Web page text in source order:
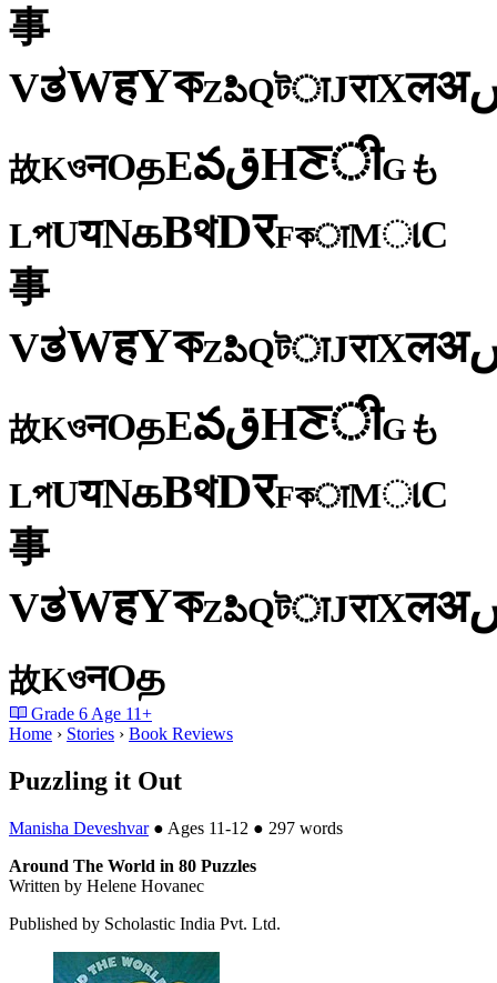
事
VತWहYকZపిQটाJराXलअ
故KওनOதEవقHਣीGも
LপUयNகBথDरFকाMાC
事
VತWहYকZపిQটाJराXलअ
故KওनOதEవقHਣीGも
LপUयNகBথDरFকाMાC
事
VತWहYকZపిQটाJराXलअ
故KওनOத
Grade 6 Age 11+
Home › Stories › Book Reviews
Puzzling it Out
Manisha Deveshvar ● Ages 11-12 ● 297 words
Around The World in 80 Puzzles
Written by Helene Hovanec
Published by Scholastic India Pvt. Ltd.